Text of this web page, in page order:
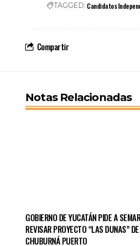
TAGGED: Candidatos
Compartir
Notas Relacionadas
GOBIERNO DE YUCATÁN PIDE A
REVISAR PROYECTO “LAS DUNAS” DE
CHUBURNÁ PUERTO